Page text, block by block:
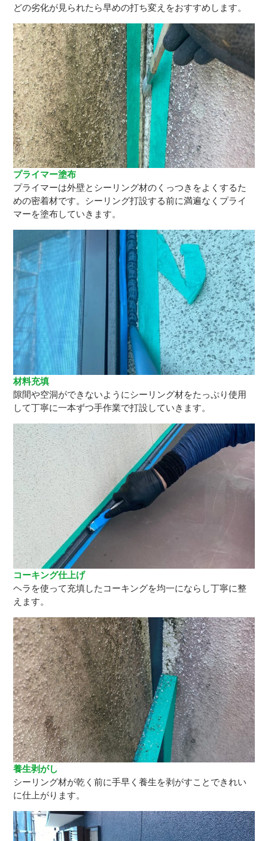
どの劣化が見られたら早めの打ち変えをおすすめします。
プライマー塗布
プライマーは外壁とシーリング材のくっつきをよくするた
めの密着材です。シーリング打設する前に満遍なくプライ
マーを塗布していきます。
材料充填
隙間や空洞ができないようにシーリング材をたっぷり使用
して丁寧に一本ずつ手作業で打設していきます。
コーキング仕上げ
ヘラを使って充填したコーキングを均一にならし丁寧に整
えます。
養生剥がし
シーリング材が乾く前に手早く養生を剥がすことできれい
に仕上がります。